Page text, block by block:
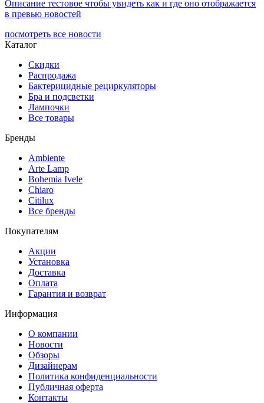
Описание тестовое чтобы увидеть как и где оно отображается
в превью новостей
посмотреть все новости
Каталог
Скидки
Распродажа
Бактерицидные рециркуляторы
Бра и подсветки
Лампочки
Все товары
Бренды
Ambiente
Arte Lamp
Bohemia Ivele
Chiaro
Citilux
Все бренды
Покупателям
Акции
Установка
Доставка
Оплата
Гарантия и возврат
Информация
О компании
Новости
Обзоры
Дизайнерам
Политика конфиденциальности
Публичная оферта
Контакты